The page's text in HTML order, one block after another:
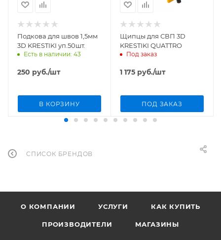
Подкова для швов 1,5мм
3D KRESTIKI уп.50шт.
Есть в наличии: 43
250 руб./шт
В КОРЗИНУ
Щипцы для СВП 3D
KRESTIKI QUATTRO
Под заказ
1 175 руб./шт
ПОД ЗАКАЗ
СПИСОК БРЕНДОВ
О КОМПАНИИ УСЛУГИ КАК КУПИТЬ
ПРОИЗВОДИТЕЛИ МАГАЗИНЫ